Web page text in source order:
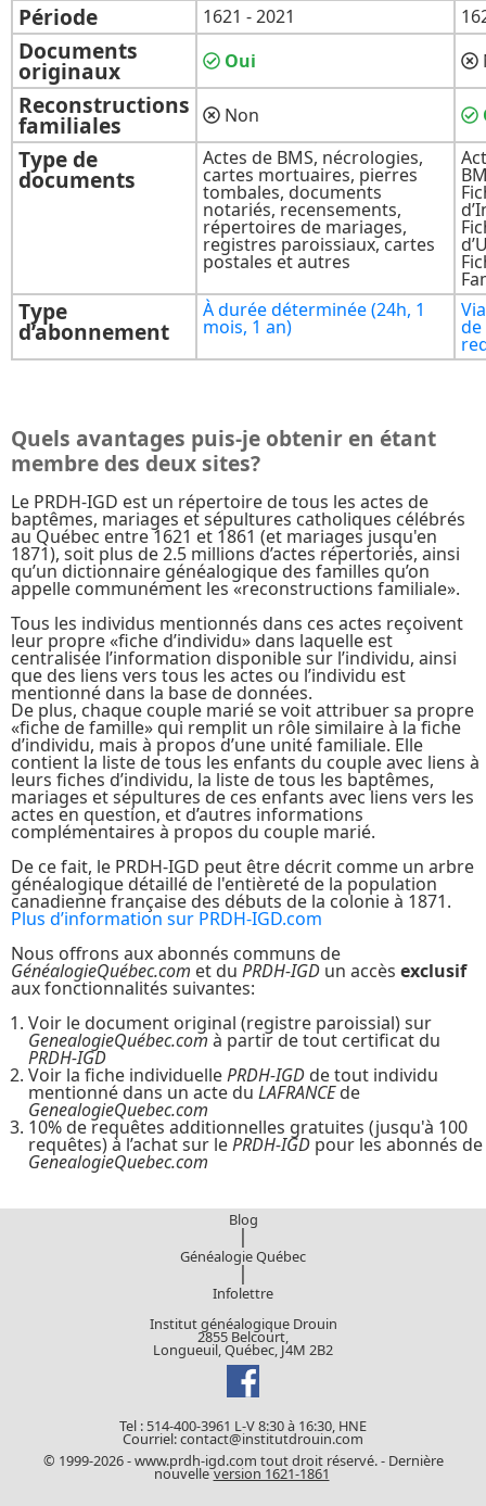
Période
1621 - 2021
Documents
originaux Oui
Reconstructions
familiales Non
Type de
documents
Actes de BMS, nécrologies,
cartes mortuaires, pierres
tombales, documents
notariés, recensements,
répertoires de mariages,
registres paroissiaux, cartes
postales et autres
Type
d’abonnement
À durée déterminée (24h, 1
mois, 1 an) de
Quels avantages puis-je obtenir en étant
membre des deux sites?
Le PRDH-IGD est un répertoire de tous les actes de
baptêmes, mariages et sépultures catholiques célébrés
au Québec entre 1621 et 1861 (et mariages jusqu'en
1871), soit plus de 2.5 millions d’actes répertoriés, ainsi
qu’un dictionnaire généalogique des familles qu’on
appelle communément les «reconstructions familiale».
Tous les individus mentionnés dans ces actes reçoivent
leur propre «fiche d’individu» dans laquelle est
centralisée l’information disponible sur l’individu, ainsi
que des liens vers tous les actes ou l’individu est
mentionné dans la base de données.
De plus, chaque couple marié se voit attribuer sa propre
«fiche de famille» qui remplit un rôle similaire à la fiche
d’individu, mais à propos d’une unité familiale. Elle
contient la liste de tous les enfants du couple avec liens à
leurs fiches d’individu, la liste de tous les baptêmes,
mariages et sépultures de ces enfants avec liens vers les
actes en question, et d’autres informations
complémentaires à propos du couple marié.
De ce fait, le PRDH-IGD peut être décrit comme un arbre
généalogique détaillé de l'entièreté de la population
canadienne française des débuts de la colonie à 1871.
Plus d’information sur PRDH-IGD.com
Nous offrons aux abonnés communs de
GénéalogieQuébec.com et du PRDH-IGD un accès exclusif
aux fonctionnalités suivantes:
Voir le document original (registre paroissial) sur
GenealogieQuébec.com à partir de tout certificat du
PRDH-IGD
Voir la fiche individuellePRDH-IGD de tout individu
mentionné dans un acte du LAFRANCEde
GenealogieQuebec.com
10% de requêtes additionnelles gratuites (jusqu'à 100
requêtes) à l’achat sur lePRDH-IGD pour les abonnés de
GenealogieQuebec.com
Blog
|
Généalogie Québec
|
Infolettre
Institut généalogique Drouin
2855 Belcourt,
Longueuil, Québec, J4M 2B2
Tel : 514-400-3961 L-V 8:30 à 16:30, HNE
Courriel: contact@institutdrouin.com
© 1999-2026 - www.prdh-igd.com tout droit réservé. - Dernière
nouvelle version 1621-1861